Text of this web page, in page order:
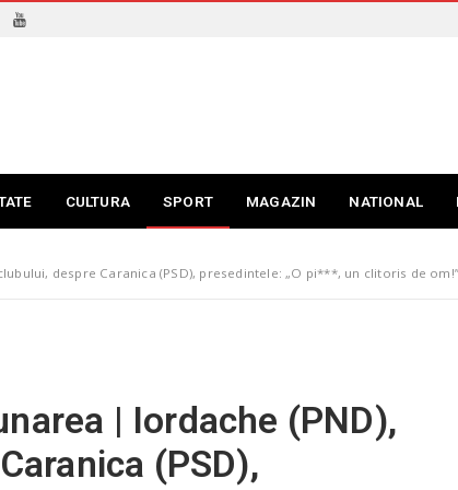
CULTURA SPORT MAGAZIN NATIONAL
despre Caranica (PSD), presedintele: „O pi***, un clitoris de
| Iordache (PND),
(PSD),